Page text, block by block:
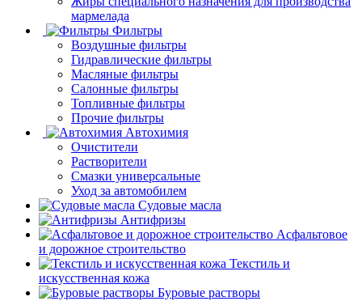
мармелада
Фильтры
Воздушные фильтры
Гидравлические фильтры
Масляные фильтры
Салонные фильтры
Топливные фильтры
Прочие фильтры
Автохимия
Очистители
Растворители
Смазки универсальные
Уход за автомобилем
Судовые масла
Антифризы
Асфальтовое
и дорожное строительство
Текстиль и
искусственная кожа
Буровые растворы